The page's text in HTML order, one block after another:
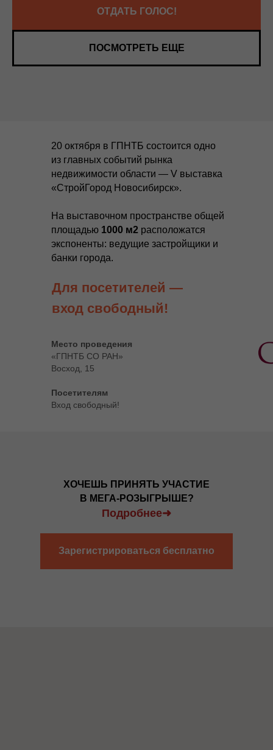
ОТДАТЬ ГОЛОС!
ПОСМОТРЕТЬ ЕЩЕ
20 октября в ГПНТБ состоится одно
из главных событий рынка
недвижимости области — V выставка
«СтройГород Новосибирск».
На выставочном пространстве общей
площадью 1000 м2 расположатся
экспоненты: ведущие застройщики и
банки города.
Место проведения
«ГПНТБ СО РАН»
Восход, 15
Посетителям
Вход свободный!
Для посетителей —
вход свободный!
ХОЧЕШЬ ПРИНЯТЬ УЧАСТИЕ
В МЕГА-РОЗЫГРЫШЕ?
Подробнее➜
Зарегистрироваться бесплатно